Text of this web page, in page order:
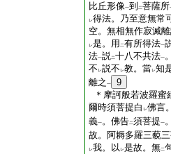
比丘形像一到 二菩薩所
レ得法。乃至意無常
空。無相無作寂滅
レ是。用 二有所得法一
法一説二十八不共法一
不 レ説不 レ教。當レ知
離之 一
9
＊摩訶般若波羅蜜
爾時須菩提白 レ佛言
義一。佛告二須菩提一
故。阿耨多羅三藐
レ我。以 レ是故。無二